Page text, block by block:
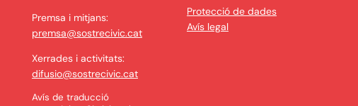
Premsa i mitjans:
premsa@sostrecivic.cat
Xerrades i activitats:
difusio@sostrecivic.cat
Avís de traducció
Protecció de dades
Avís legal